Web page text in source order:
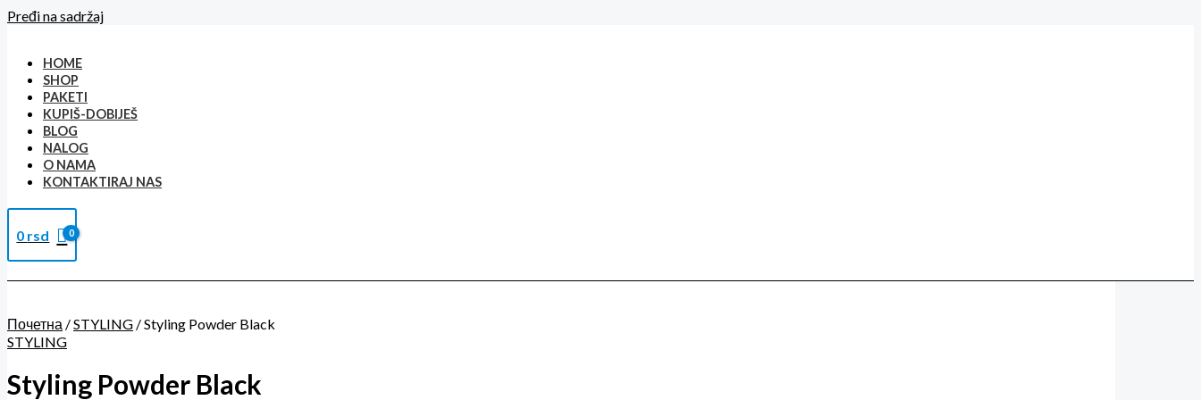
Pređi na sadržaj
HOME
SHOP
PAKETI
KUPIŠ-DOBIJEŠ
BLOG
NALOG
O NAMA
KONTAKTIRAJ NAS
0 rsd
Почетна /STYLING / Styling Powder Black
STYLING
Styling Powder Black